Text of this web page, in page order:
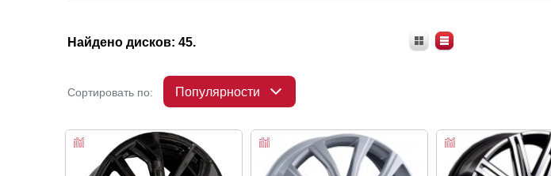
Найдено дисков: 45.
Сортировать по: Популярности